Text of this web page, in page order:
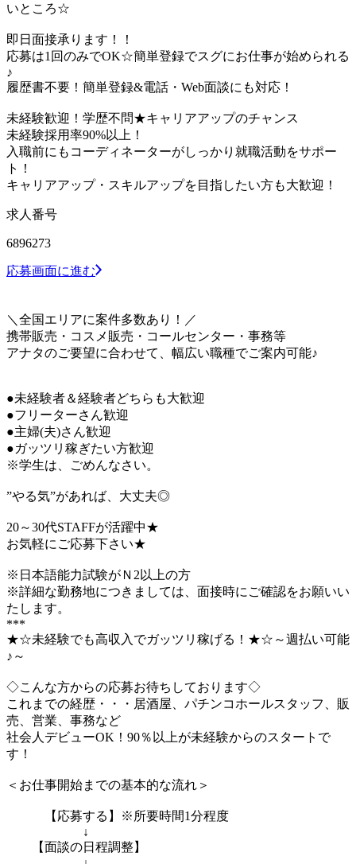
いところ☆
即日面接承ります！！
応募は1回のみでOK☆簡単登録でスグにお仕事が始められる
♪
履歴書不要！簡単登録&電話・Web面談にも対応！
未経験歓迎！学歴不問★キャリアアップのチャンス
未経験採用率90%以上！
入職前にもコーディネーターがしっかり就職活動をサポー
ト！
キャリアアップ・スキルアップを目指したい方も大歓迎！
求人番号
6896273
応募画面に進む
＼全国エリアに案件多数あり！／
携帯販売・コスメ販売・コールセンター・事務等
アナタのご要望に合わせて、幅広い職種でご案内可能♪
●未経験者＆経験者どちらも大歓迎
●フリーターさん歓迎
●主婦(夫)さん歓迎
●ガッツリ稼ぎたい方歓迎
※学生は、ごめんなさい。
”やる気”があれば、大丈夫◎
20～30代STAFFが活躍中★
お気軽にご応募下さい★
※日本語能力試験がＮ2以上の方
※詳細な勤務地につきましては、面接時にご確認をお願いい
たします。
***
★☆未経験でも高収入でガッツリ稼げる！★☆～週払い可能
♪～
◇こんな方からの応募お待ちしております◇
これまでの経歴・・・居酒屋、パチンコホールスタッフ、販
売、営業、事務など
社会人デビューOK！90％以上が未経験からのスタートで
す！
＜お仕事開始までの基本的な流れ＞
【応募する】※所要時間1分程度
↓
【面談の日程調整】